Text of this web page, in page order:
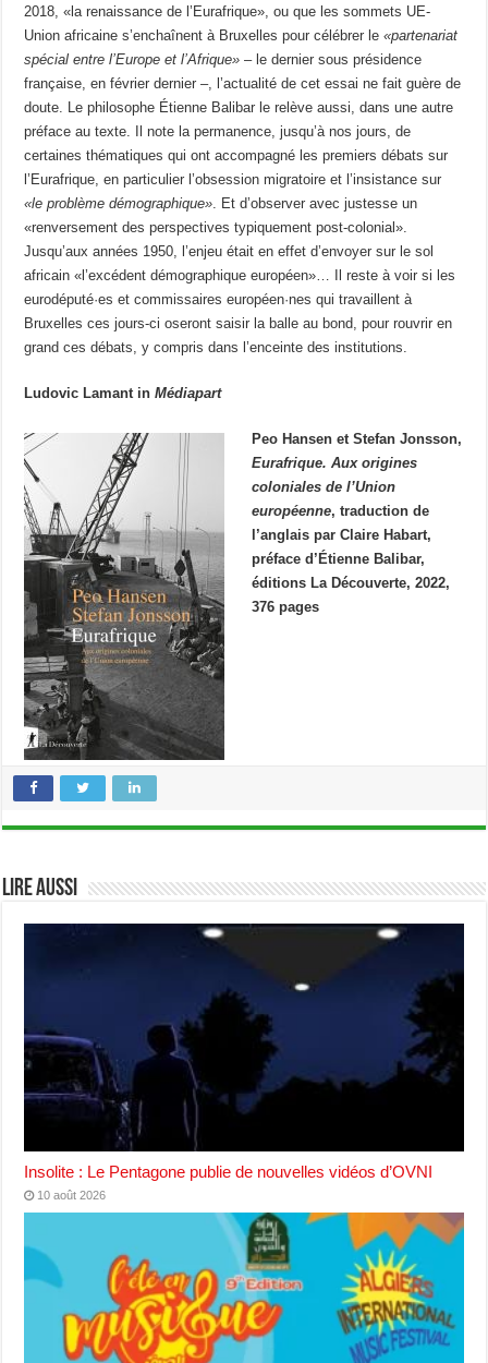
2018, «la renaissance de l’Eurafrique», ou que les sommets UE-
Union africaine s’enchaînent à Bruxelles pour célébrer le«partenariat
spécial entre l’Europe et l’Afrique» – le dernier sous présidence
française, en février dernier –, l’actualité de cet essai ne fait guère de
doute. Le philosophe Étienne Balibar le relève aussi, dans une autre
préface au texte. Il note la permanence, jusqu’à nos jours, de
certaines thématiques qui ont accompagné les premiers débats sur
l’Eurafrique, en particulier l’obsession migratoire et l’insistance sur
«le problème démographique» . Et d’observer avec justesse un
«renversement des perspectives typiquement post-colonial».
Jusqu’aux années 1950, l’enjeu était en effet d’envoyer sur le sol
africain «l’excédent démographique européen»… Il reste à voir si les
eurodéputé·es et commissaires européen·nes qui travaillent à
Bruxelles ces jours-ci oseront saisir la balle au bond, pour rouvrir en
grand ces débats, y compris dans l’enceinte des institutions.
Ludovic Lamant inMédiapart
Peo Hansen et Stefan Jonsson,
Eurafrique. Aux origines
coloniales de l’Union
européenne, traduction de
l’anglais par Claire Habart,
préface d’Étienne Balibar,
éditions La Découverte, 2022,
376 pages
Lire aussi
Insolite : Le Pentagone publie de nouvelles vidéos d’OVNI
10 août 2026